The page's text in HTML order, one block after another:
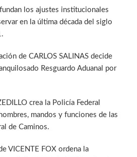
los ajustes institucionales
en la última década del siglo
de CARLOS SALINAS decide
Resguardo Aduanal por
crea la Policía Federal
mandos y funciones de las
de Caminos.
VICENTE FOX ordena la